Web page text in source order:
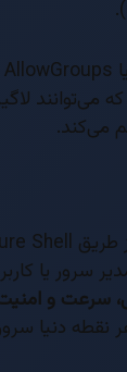
می‌کند.
یا کاربر
سرعت و امنیت
نقطه دنیا